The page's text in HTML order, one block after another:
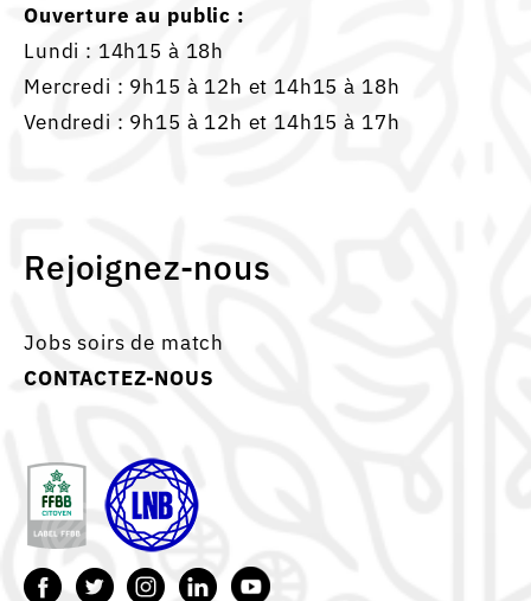
Ouverture au public :
Lundi : 14h15 à 18h
Mercredi : 9h15 à 12h et 14h15 à 18h
Vendredi : 9h15 à 12h et 14h15 à 17h
Rejoignez-nous
Jobs soirs de match
CONTACTEZ-NOUS